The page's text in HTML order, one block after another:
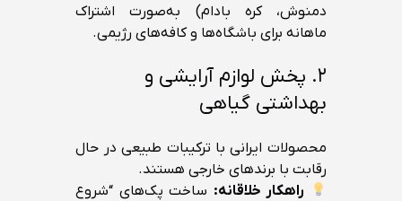
دمنوش، کره بادام) به‌صورت اشتراک
ماهانه برای باشگاه‌ها و کافه‌های رژیمی.
۲. پخش لوازم آرایشی و
بهداشتی گیاهی
محصولات ایرانی با ترکیبات طبیعی در حال
رقابت با برندهای خارجی هستند.
راهکار خلاقانه: ساخت پک‌های “شروع